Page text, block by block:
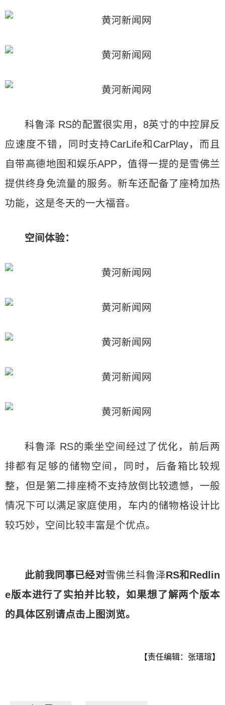
科鲁泽 RS的配置很实用，8英寸的中控屏反
应速度不错，同时支持CarLife和CarPlay，而且
自带高德地图和娱乐APP，值得一提的是雪佛兰
提供终身免流量的服务。新车还配备了座椅加热
功能，这是冬天的一大福音。
空间体验：
科鲁泽 RS的乘坐空间经过了优化，前后两
排都有足够的储物空间，同时，后备箱比较规
整，但是第二排座椅不支持放倒比较遗憾，一般
情况下可以满足家庭使用，车内的储物格设计比
较巧妙，空间比较丰富是个优点。
此前我同事已经对雪佛兰科鲁泽RS和Redlin
e版本进行了实拍并比较，如果想了解两个版本
的具体区别请点击上图浏览。
【责任编辑：张瑨瑄】